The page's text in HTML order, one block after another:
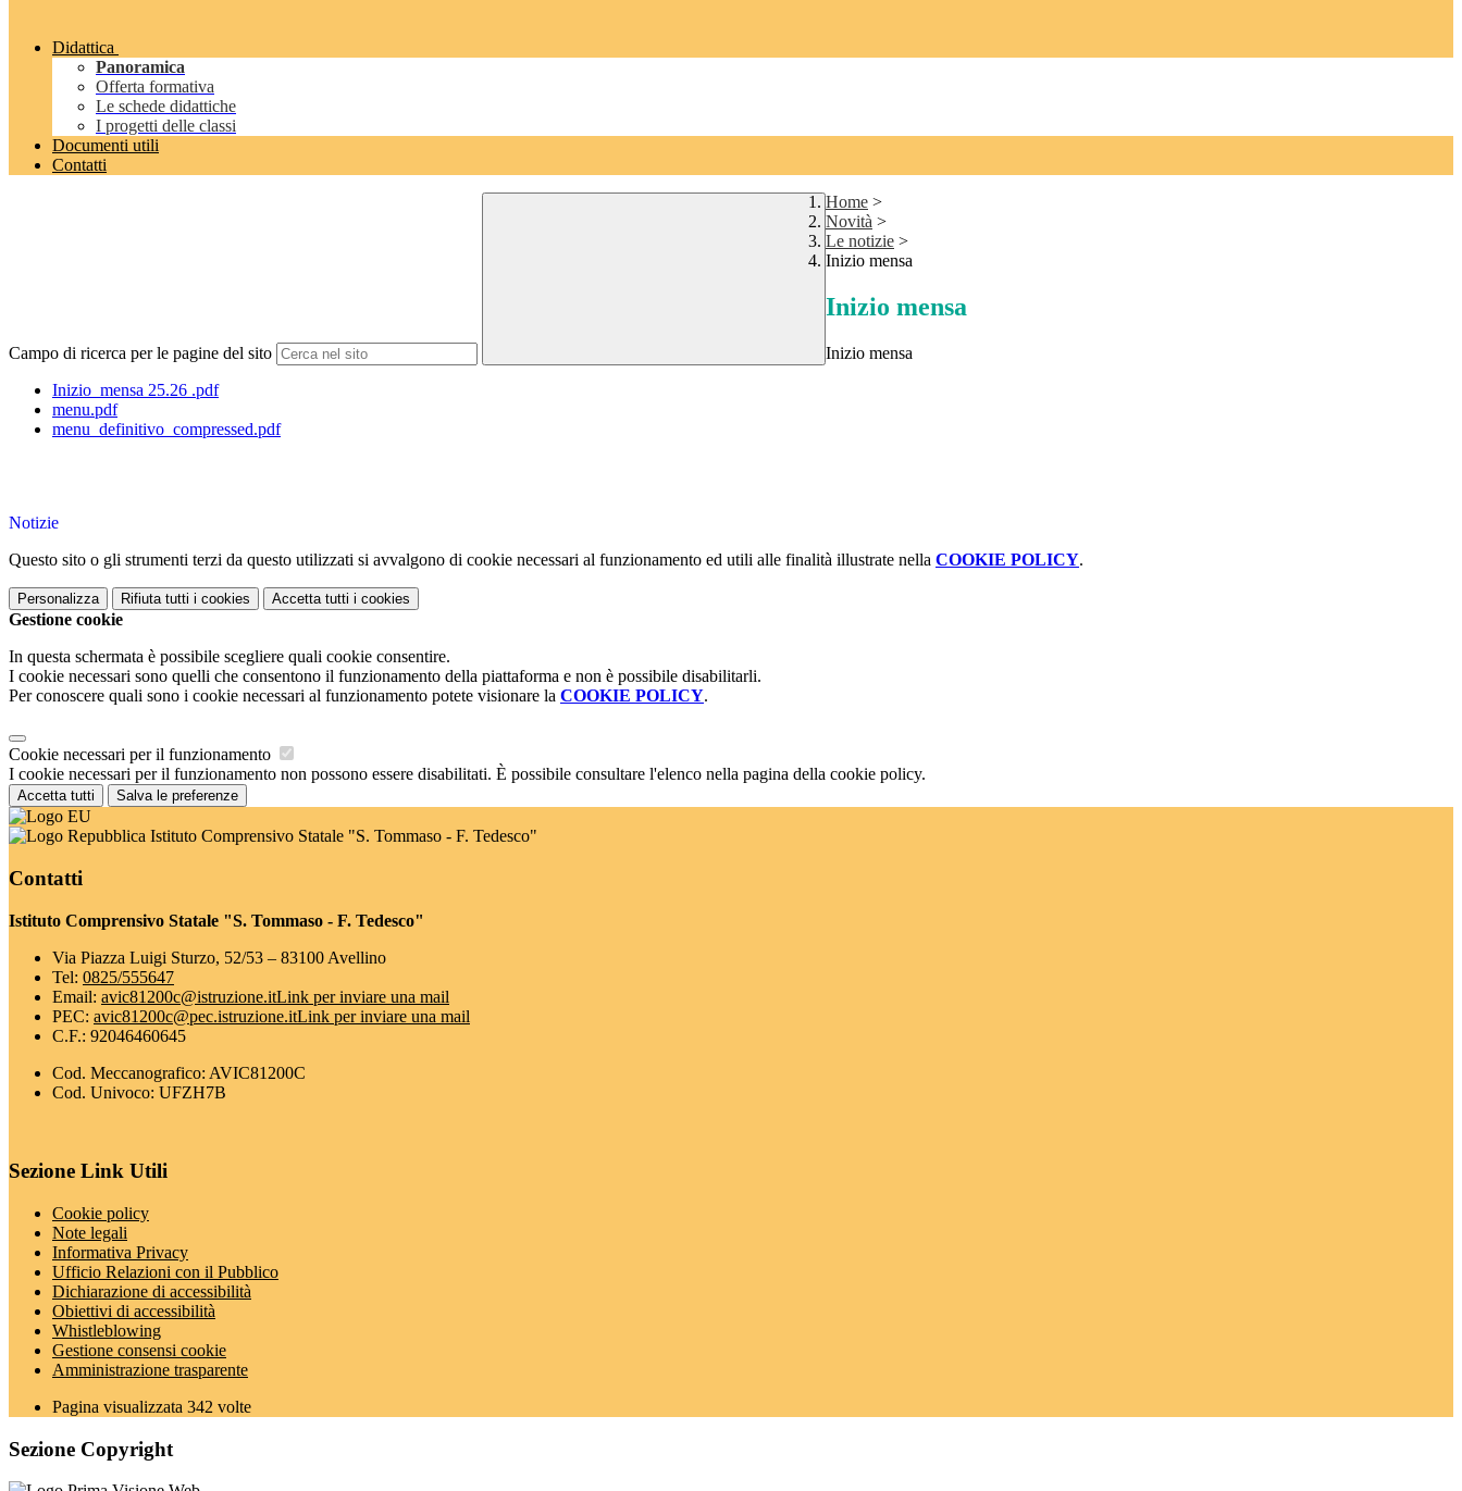
Didattica
Panoramica
Offerta formativa
Le schede didattiche
I progetti delle classi
Documenti utili
Contatti
Campo di ricerca per le pagine del sito
Home >
Novità >
Le notizie >
Inizio mensa
Inizio mensa
Inizio mensa
Inizio_mensa 25.26 .pdf
menu.pdf
menu_definitivo_compressed.pdf
Notizie
Questo sito o gli strumenti terzi da questo utilizzati si avvalgono di cookie necessari al funzionamento ed utili alle finalità illustrate nella COOKIE POLICY.
Personalizza Rifiuta tutti i cookies Accetta tutti i cookies
Gestione cookie
In questa schermata è possibile scegliere quali cookie consentire.
I cookie necessari sono quelli che consentono il funzionamento della piattaforma e non è possibile disabilitarli.
Per conoscere quali sono i cookie necessari al funzionamento potete visionare la COOKIE POLICY.
Cookie necessari per il funzionamento
I cookie necessari per il funzionamento non possono essere disabilitati. È possibile consultare l'elenco nella pagina della cookie policy.
Accetta tutti Salva le preferenze
Istituto Comprensivo Statale "S. Tommaso - F. Tedesco"
Contatti
Istituto Comprensivo Statale "S. Tommaso - F. Tedesco"
Via Piazza Luigi Sturzo, 52/53 – 83100 Avellino
Tel: 0825/555647
Email: avic81200c@istruzione.itLink per inviare una mail
PEC: avic81200c@pec.istruzione.itLink per inviare una mail
C.F.: 92046460645
Cod. Meccanografico: AVIC81200C
Cod. Univoco: UFZH7B
Sezione Link Utili
Cookie policy
Note legali
Informativa Privacy
Ufficio Relazioni con il Pubblico
Dichiarazione di accessibilità
Obiettivi di accessibilità
Whistleblowing
Gestione consensi cookie
Amministrazione trasparente
Pagina visualizzata 342 volte
Sezione Copyright